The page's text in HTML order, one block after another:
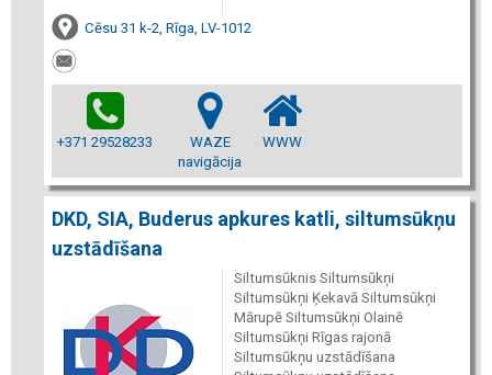
Cēsu 31 k-2, Rīga, LV-1012
+371 29528233
WAZE
navigācija
WWW
DKD, SIA, Buderus apkures katli, siltumsūkņu
uzstādīšana
Siltumsūknis Siltumsūkņi
Siltumsūkņi Ķekavā Siltumsūkņi
Mārupē Siltumsūkņi Olainē
Siltumsūkņi Rīgas rajonā
Siltumsūkņu uzstādīšana